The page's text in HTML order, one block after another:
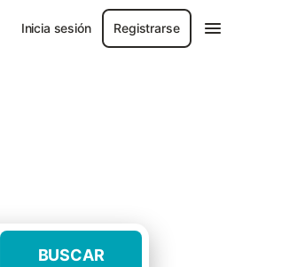
Inicia sesión Registrarse
BUSCAR